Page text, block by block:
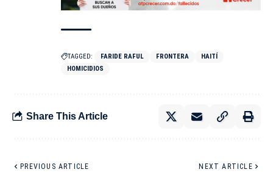
TAGGED: FARIDE RAFUL FRONTERA
HAITÍ
HOMICIDIOS
Share This Article
PREVIOUS ARTICLE NEXT ARTICLE